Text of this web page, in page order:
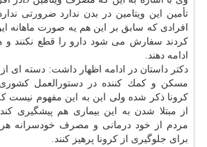
تأمین این ویتامین در بدن ندارد ضرورتی
افرادی كه سابق بر این هم یه صورت ماهانه
كردند سفارش می شود دارو را قطع نكنند و
ادامه دهند.
دكتر داستان در ادامه اظهار داشت: دسته ای
مسكن و كمك كننده در دستورالعمل كشوری
كرونا ذكر شده ولی این به این مفهوم نیست
از مبتلا شدن به این بیماری هم پیشگیری
مردم از خود درمانی و مصرف خودسرانه هر
برای جلوگیری از كرونا پرهیز كنند.